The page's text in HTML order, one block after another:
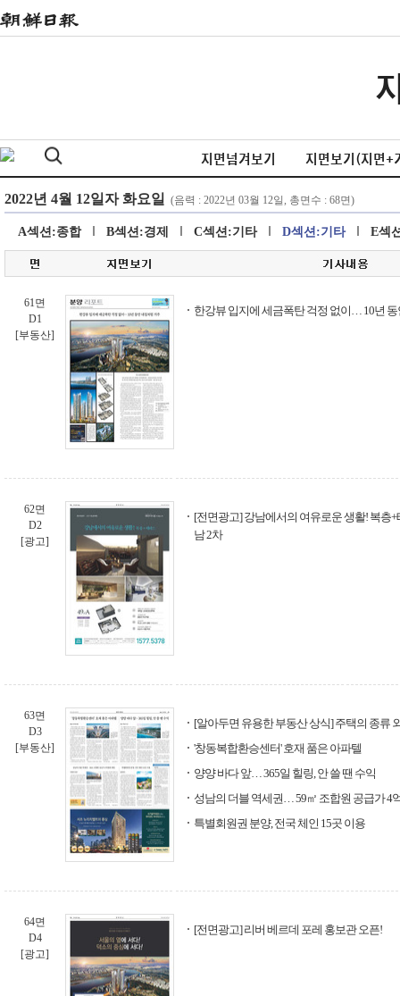
지면넘겨보기 지면보기(지면+
A섹션:종합 B섹션:경제 C섹션:기타 D섹션:기타 E섹
61면
D1
[부동산]
한강뷰 입지에 세금폭탄 걱정 없이… 10년
62면
D2
[광고]
[전면광고] 강남에서의 여유로운 생활! 복층
남 2차
63면
D3
[부동산]
[알아두면 유용한 부동산 상식] 주택의 종류
'창동복합환승센터' 호재 품은 아파텔
양양 바다 앞… 365일 힐링, 안 쓸 땐 수익
성남의 더블 역세권… 59㎡ 조합원 공급가 4
특별회원권 분양, 전국 체인 15곳 이용
64면
D4
[광고]
[전면광고] 리버 베르데 포레 홍보관 오픈!